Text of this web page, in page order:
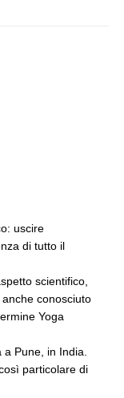
uscire
di tutto il
scientifico,
conosciuto
Yoga
Pune, in India.
particolare di